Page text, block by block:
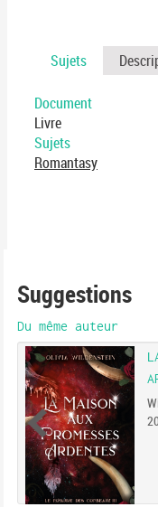
Sujets
Document
Livre
Sujets
Romantasy
Suggestions
Du même auteur